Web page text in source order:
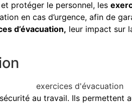
et protéger le personnel, les
en cas d’urgence, afin de
d’évacuation, leur impact sur
au travail. Ils